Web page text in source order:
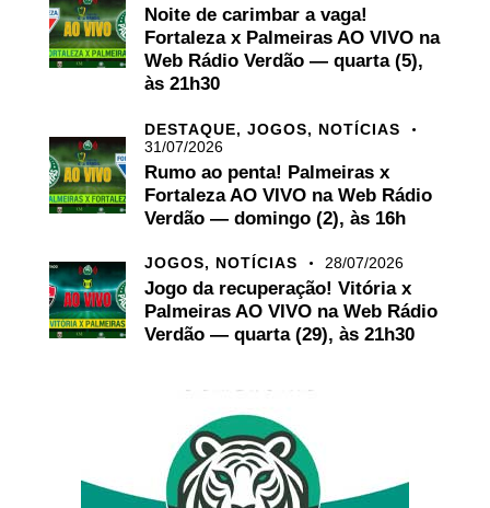
Noite de carimbar a vaga!
Fortaleza x Palmeiras AO VIVO na
Web Rádio Verdão — quarta (5),
às 21h30
DESTAQUE, JOGOS, NOTÍCIAS
31/07/2026
Rumo ao penta! Palmeiras x
Fortaleza AO VIVO na Web Rádio
Verdão — domingo (2), às 16h
JOGOS, NOTÍCIAS 28/07/2026
Jogo da recuperação! Vitória x
Palmeiras AO VIVO na Web Rádio
Verdão — quarta (29), às 21h30